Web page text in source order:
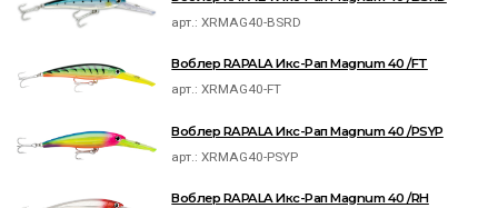
арт.:XRMAG40-BSRD
Воблер RAPALA Икс-Рап Magnum 40 /FT
арт.:XRMAG40-FT
Воблер RAPALA Икс-Рап Magnum 40 /PSYP
арт.:XRMAG40-PSYP
Воблер RAPALA Икс-Рап Magnum 40 /RH